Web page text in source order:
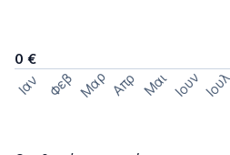
0 €
Ιαν Φεβ Μαρ Απρ Μαι Ιουν Ιουλ